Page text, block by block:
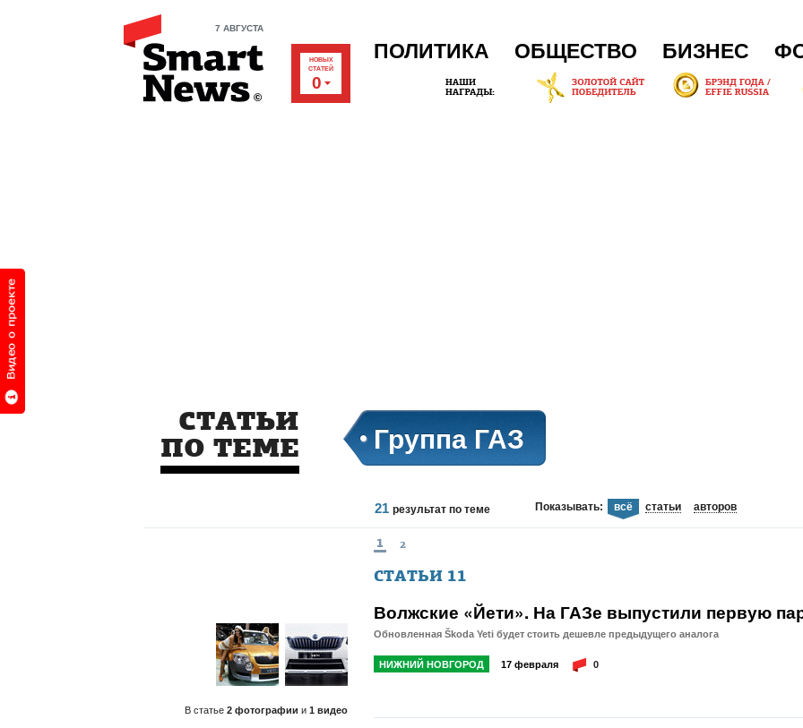
7 АВГУСТА
НОВЫХ
СТАТЕЙ
0
ПОЛИТИКА ОБЩЕСТВО БИЗНЕС
СТАТЬИ
ПО ТЕМЕ
Группа ГАЗ
21 результат по теме Показывать: всё статьи авторов
1 2
СТАТЬИ 11
В статье 2 фотографии и 1 видео
Волжские «Йети». На ГАЗе выпустили первую
Обновленная Škoda Yeti будет стоить дешевле предыдущего аналога
НИЖНИЙ НОВГОРОД 17 февраля 0